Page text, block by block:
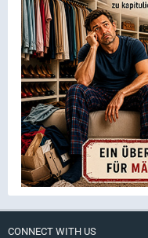
CONNECT WITH US